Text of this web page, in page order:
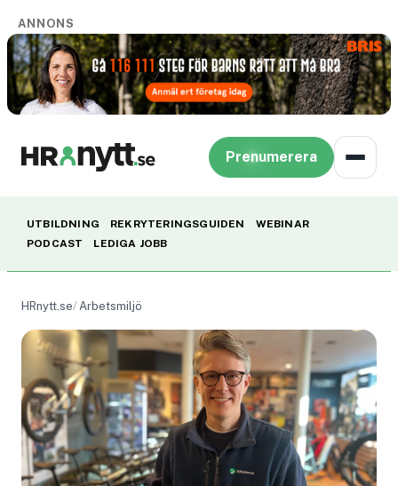
ANNONS
Prenumerera
UTBILDNING REKRYTERINGSGUIDEN
WEBINAR
PODCAST
LEDIGA JOBB
HRnytt.se Arbetsmiljö